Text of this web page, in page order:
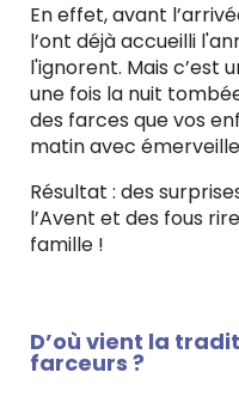
En effet, avant
l’ont déjà accueilli
l'ignorent. Mais c’est
une fois la nuit
des farces que vos
matin avec
Résultat : des
l’Avent et des fous
famille !
D’où vient la
farceurs ?